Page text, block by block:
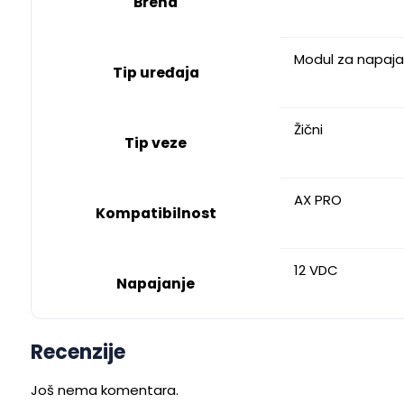
Tip uređaja
Modul za
Tip veze
Žični
Kompatibilnost
AX PRO
Napajanje
12 VDC
Recenzije
Još nema komentara.